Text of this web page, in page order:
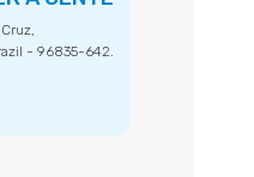
- 96835-642.